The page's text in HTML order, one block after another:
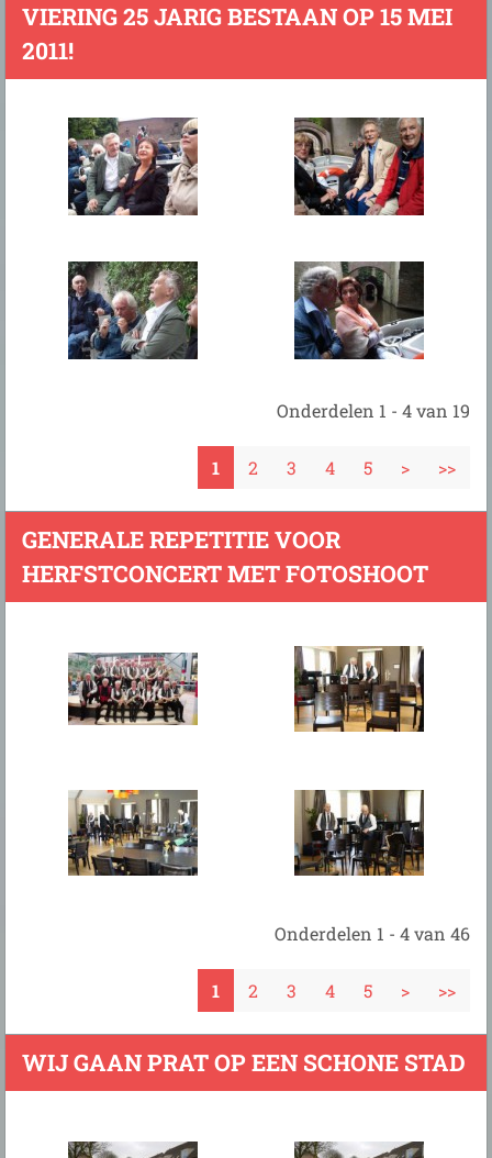
VIERING 25 JARIG BESTAAN OP 15 MEI
2011!
Onderdelen 1 - 4 van 19
1 2 3 4 5 > >>
GENERALE REPETITIE VOOR
HERFSTCONCERT MET FOTOSHOOT
Onderdelen 1 - 4 van 46
1 2 3 4 5 > >>
WIJ GAAN PRAT OP EEN SCHONE STAD